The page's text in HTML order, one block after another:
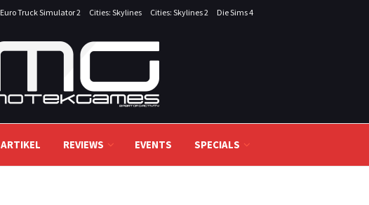
Euro Truck Simulator 2 Cities: Skylines Cities: Skylines 2 Die Sims 4
ARTIKEL REVIEWS EVENTS SPECIALS